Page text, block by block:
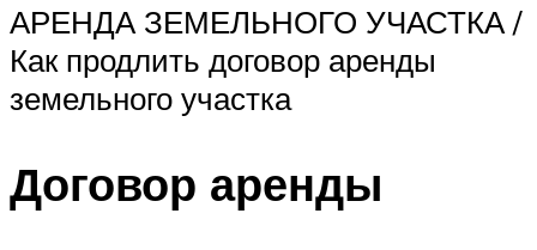
АРЕНДА ЗЕМЕЛЬНОГО УЧАСТКА /
Как продлить договор аренды
земельного участка
Договор аренды